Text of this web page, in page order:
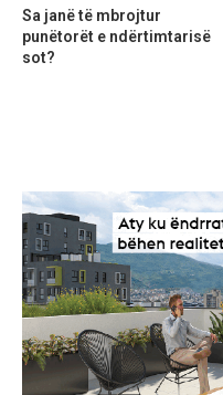
Sa janë të mbrojtur
punëtorët e ndërtimtarisë
sot?